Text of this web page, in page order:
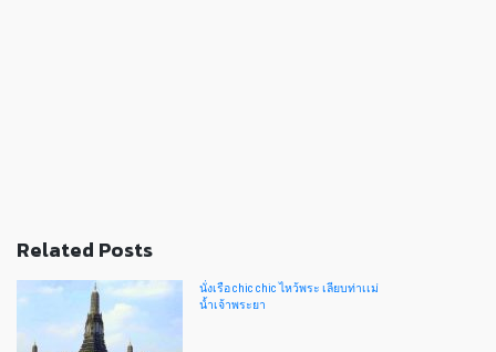
Related Posts
นั่งเรือ chic chic ไหว้พระ เลียบท่าเเม่
น้ำเจ้าพระยา